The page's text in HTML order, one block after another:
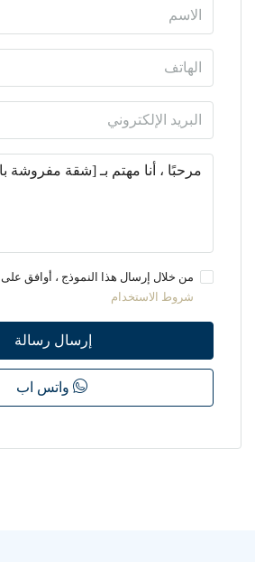
من خلال إرسال هذا النموذج ، أوافق على
شروط الاستخدام
إرسال رسالة
واتس اب